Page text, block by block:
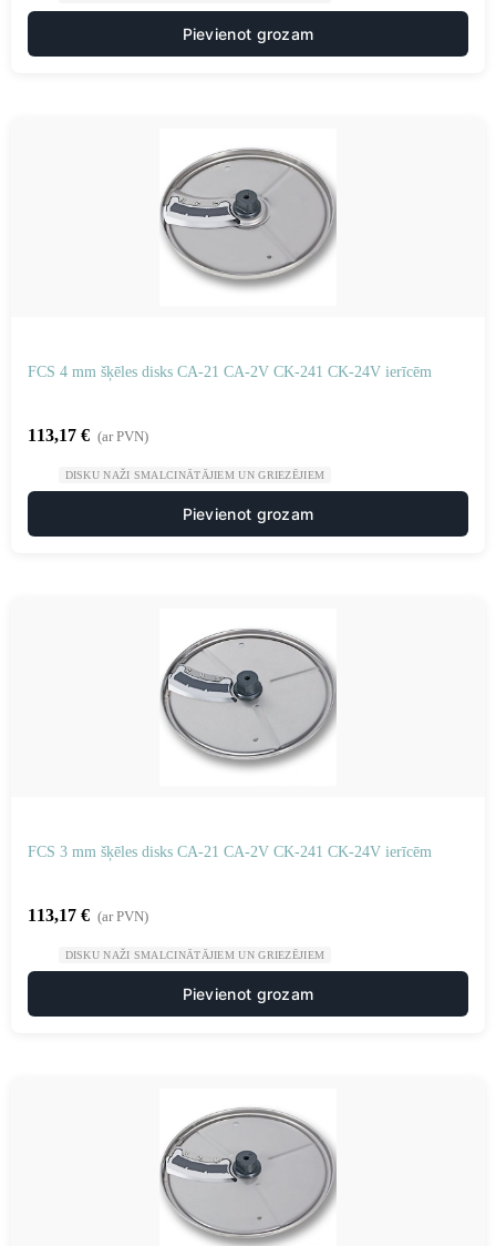
Pievienot grozam
FCS 4 mm šķēles disks CA-21 CA-2V CK-241 CK-24V ierīcēm
113,17 € (ar PVN)
DISKU NAŽI SMALCINĀTĀJIEM UN GRIEZĒJIEM
Pievienot grozam
FCS 3 mm šķēles disks CA-21 CA-2V CK-241 CK-24V ierīcēm
113,17 € (ar PVN)
DISKU NAŽI SMALCINĀTĀJIEM UN GRIEZĒJIEM
Pievienot grozam